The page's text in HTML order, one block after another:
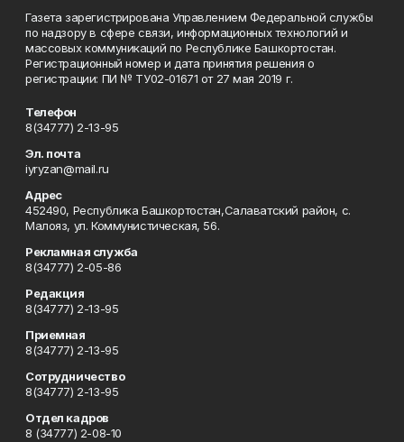
Газета зарегистрирована Управлением Федеральной службы
по надзору в сфере связи, информационных технологий и
массовых коммуникаций по Республике Башкортостан.
Регистрационный номер и дата принятия решения о
регистрации: ПИ № ТУ02-01671 от 27 мая 2019 г.
Телефон
8(34777) 2-13-95
Эл. почта
iyryzan@mail.ru
Адрес
452490, Республика Башкортостан,Салаватский район, с.
Малояз, ул. Коммунистическая, 56.
Рекламная служба
8(34777) 2-05-86
Редакция
8(34777) 2-13-95
Приемная
8(34777) 2-13-95
Сотрудничество
8(34777) 2-13-95
Отдел кадров
8 (34777) 2-08-10